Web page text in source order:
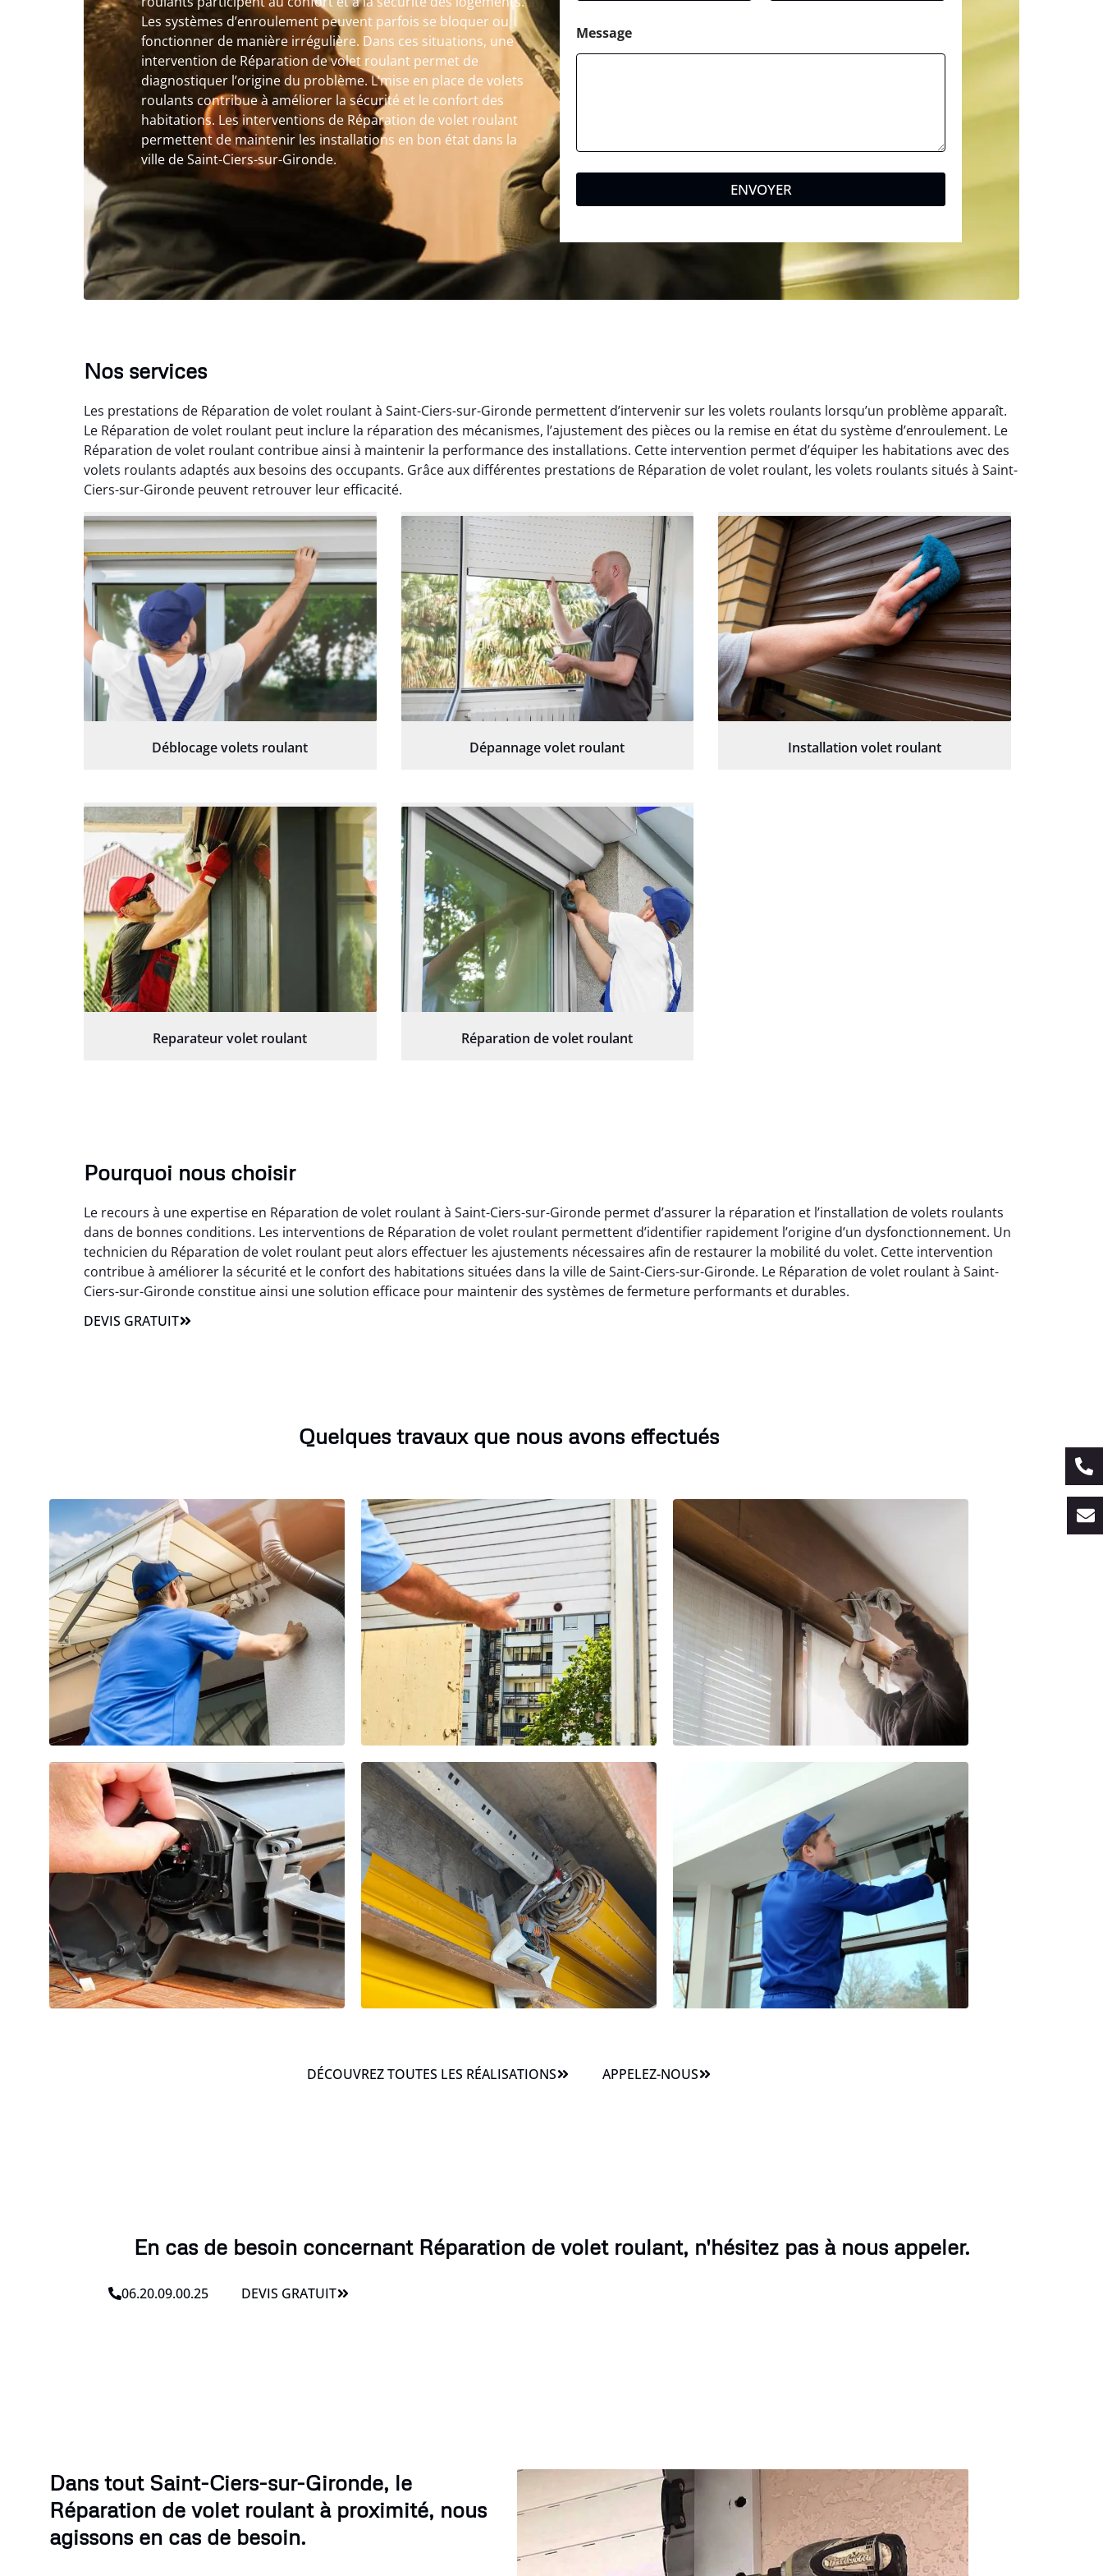
Les systèmes d’enroulement peuvent parfois se bloquer ou
fonctionner de manière irrégulière. Dans ces situations, une
intervention de Réparation de volet roulant permet de
diagnostiquer l’origine du problème. L’mise en place de volets
roulants contribue à améliorer la sécurité et le confort des
habitations. Les interventions de Réparation de volet roulant
permettent de maintenir les installations en bon état dans la
ville de Saint-Ciers-sur-Gironde.
Message
ENVOYER
Nos services
Les prestations de Réparation de volet roulant à Saint-Ciers-sur-Gironde permettent d’intervenir sur les volets roulants lorsqu’un problème apparaît.
Le Réparation de volet roulant peut inclure la réparation des mécanismes, l’ajustement des pièces ou la remise en état du système d’enroulement. Le
Réparation de volet roulant contribue ainsi à maintenir la performance des installations. Cette intervention permet d’équiper les habitations avec des
volets roulants adaptés aux besoins des occupants. Grâce aux différentes prestations de Réparation de volet roulant, les volets roulants situés à Saint-
Ciers-sur-Gironde peuvent retrouver leur efficacité.
Déblocage volets roulant Dépannage volet roulant Installation volet roulant
Reparateur volet roulant Réparation de volet roulant
Pourquoi nous choisir
Le recours à une expertise en Réparation de volet roulant à Saint-Ciers-sur-Gironde permet d’assurer la réparation et l’installation de volets roulants
dans de bonnes conditions. Les interventions de Réparation de volet roulant permettent d’identifier rapidement l’origine d’un dysfonctionnement. Un
technicien du Réparation de volet roulant peut alors effectuer les ajustements nécessaires afin de restaurer la mobilité du volet. Cette intervention
contribue à améliorer la sécurité et le confort des habitations situées dans la ville de Saint-Ciers-sur-Gironde. Le Réparation de volet roulant à Saint-
Ciers-sur-Gironde constitue ainsi une solution efficace pour maintenir des systèmes de fermeture performants et durables.
DEVIS GRATUIT
Quelques travaux que nous avons effectués
DÉCOUVREZ TOUTES LES RÉALISATIONS APPELEZ-NOUS
En cas de besoin concernant Réparation de volet roulant, n'hésitez pas à nous appeler.
06.20.09.00.25 DEVIS GRATUIT
Dans tout Saint-Ciers-sur-Gironde, le
Réparation de volet roulant à proximité, nous
agissons en cas de besoin.